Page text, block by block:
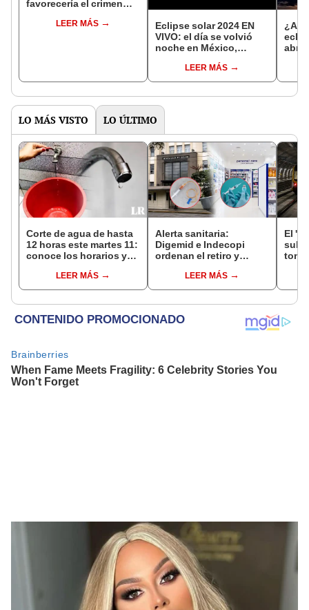
favorecería el crimen
expertosLEER MÁS
Eclipse solar 2024 EN
VIVO: el día se volvió
noche en México,
CanadáLEER MÁS
¿A
abril
LO MÁS VISTO LO ÚLTIMO
Corte de agua de hasta
12 horas este martes 11:
conoce los horarios y
Miraflores, SJL, Los
Olivos y más
LEER MÁS
Alerta sanitaria:
Digemid e Indecopi
ordenan el retiro y
productos médicos
contra el cáncer por
LEER MÁS
El